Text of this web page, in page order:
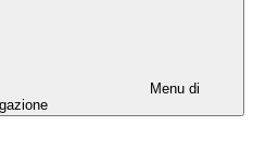
Menu di